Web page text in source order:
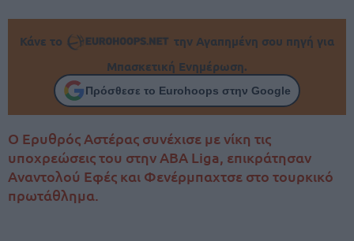
Κάνε το
την Αγαπημένη σου πηγή για
Μπασκετική Ενημέρωση.
Πρόσθεσε το Eurohoops στην Google
Ο Ερυθρός Αστέρας συνέχισε με νίκη τις
υποχρεώσεις του στην ABA Liga, επικράτησαν
Αναντολού Εφές και Φενέρμπαχτσε στο τουρκικό
πρωτάθλημα.